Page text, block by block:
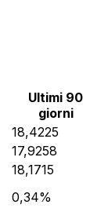
Ultimi 90
giorni
18,4225
17,9258
18,1715
0,34%